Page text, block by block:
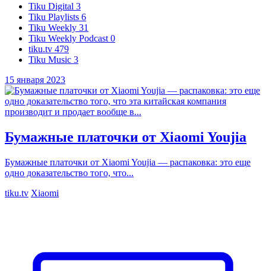
Tiku Digital 3
Tiku Playlists 6
Tiku Weekly 31
Tiku Weekly Podcast 0
tiku.tv 479
Tiku Music 3
15 января 2023
Бумажные платочки от Xiaomi Youjia
Бумажные платочки от Xiaomi Youjia — распаковка: это еще
одно доказательство того, что...
tiku.tv Xiaomi